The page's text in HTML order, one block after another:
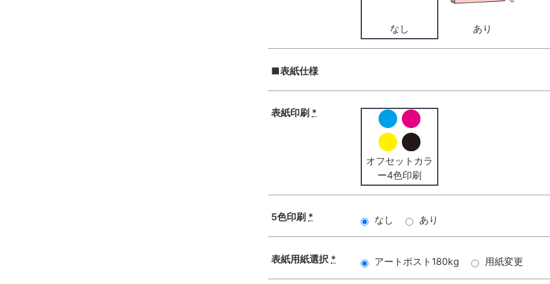
なし あり
■表紙仕様
表紙印刷 *
オフセットカラ
ー4色印刷
5色印刷 * なし あり
表紙用紙選択 * アートポスト180kg 用紙変更